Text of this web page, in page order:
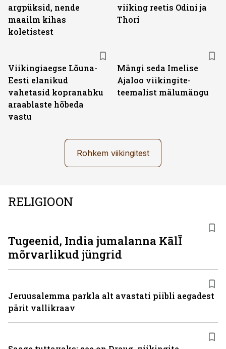
argpüksid, nende
maailm kihas
koletistest
viiking reetis Odini ja
Thori
Viikingiaegse Lõuna-
Eesti elanikud
vahetasid kopranahku
araablaste hõbeda
vastu
Mängi seda Imelise
Ajaloo viikingite-
teemalist mälumängu
Rohkem viikingitest
RELIGIOON
Tugeenid, India jumalanna KālĪ
mõrvarlikud jüngrid
Jeruusalemma parkla alt avastati piibli aegadest
pärit vallikraav